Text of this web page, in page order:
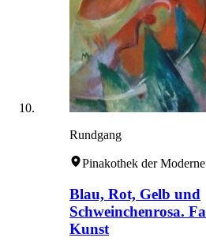
Rundgang
Pinakothek der Moderne
Blau, Rot, Gelb und
Schweinchenrosa.
Kunst